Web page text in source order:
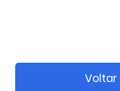
Voltar